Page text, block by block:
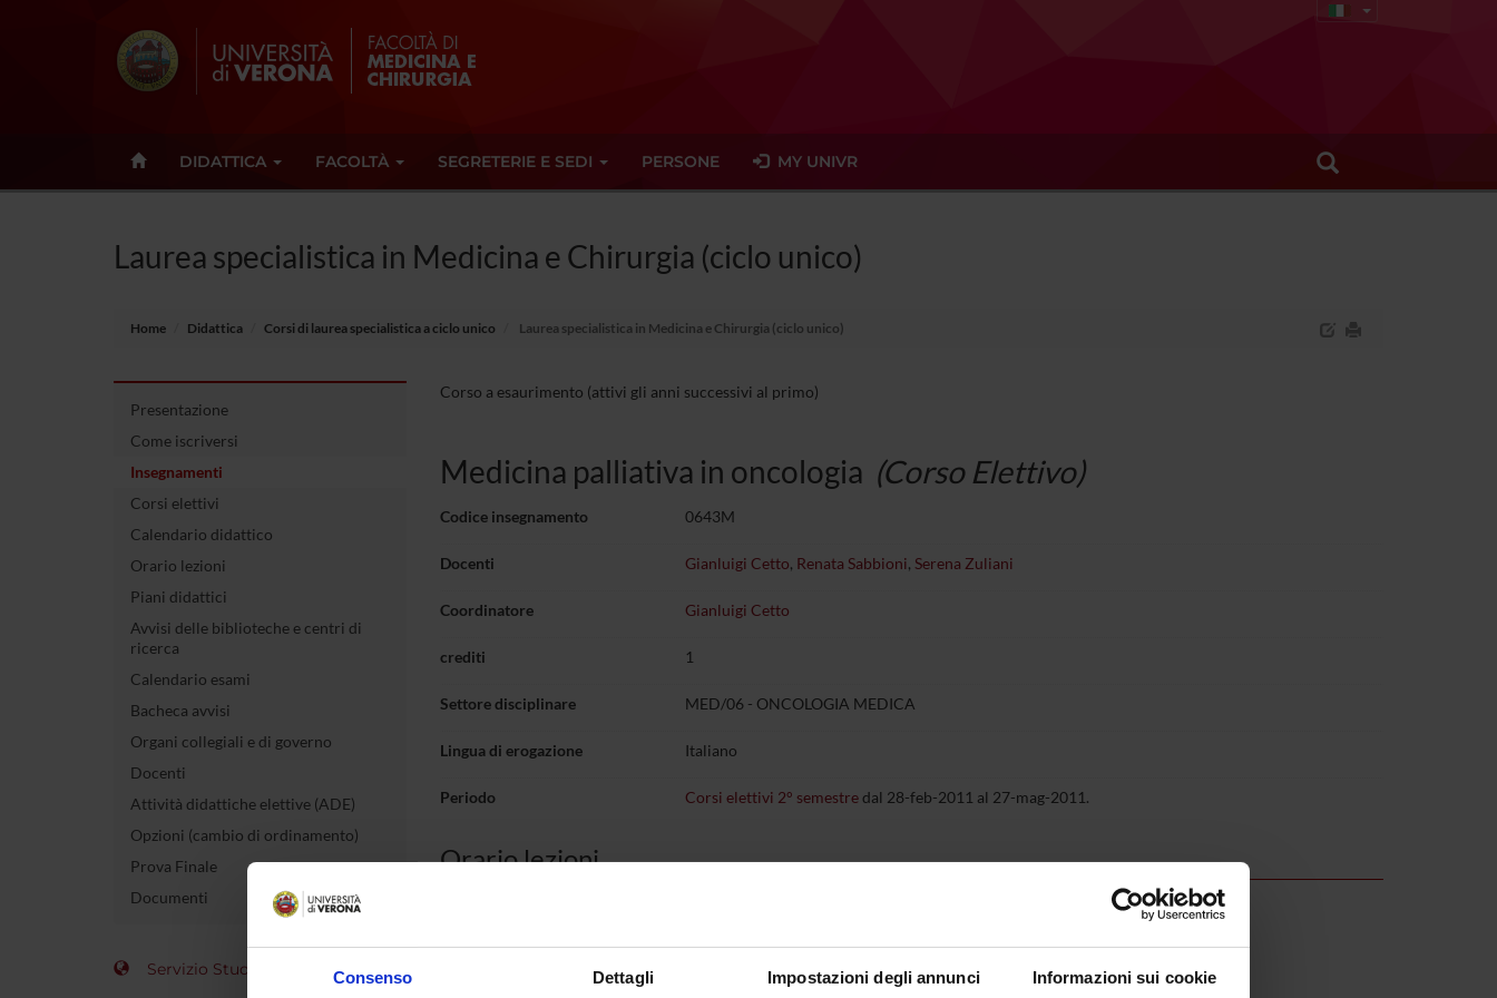
Consenso Dettagli Impostazioni degli annunci Informazioni sui cookie
DIDATTICA FACOLTÀ SEGRETERIE E SEDI PERSONE MY UNIVR
Laurea specialistica in Medicina e Chirurgia (ciclo unico)
Home Didattica Corsi di laurea specialistica a ciclo unico Laurea specialistica in Medicina e Chirurgia (ciclo unico)
Presentazione
Come iscriversi
Insegnamenti
Corsi elettivi
Calendario didattico
Orario lezioni
Piani didattici
Avvisi delle biblioteche e centri di
ricerca
Calendario esami
Bacheca avvisi
Organi collegiali e di governo
Docenti
Attività didattiche elettive (ADE)
Opzioni (cambio di ordinamento)
Prova Finale
Documenti
Servizio Studenti Internazionali
Corso a esaurimento (attivi gli anni successivi al primo)
Medicina palliativa in oncologia (Corso Elettivo)
Codice insegnamento 0643M
Docenti Gianluigi Cetto, Renata Sabbioni, Serena Zuliani
Coordinatore Gianluigi Cetto
crediti 1
Settore disciplinare MED/06 - ONCOLOGIA MEDICA
Lingua di erogazione Italiano
Periodo Corsi elettivi 2° semestredal 28-feb-2011 al 27-mag-2011.
Orario lezioni